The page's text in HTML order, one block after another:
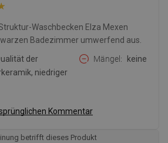
Waschbecken Elza Mexen
Badezimmer umwerfend aus.
der
niedriger
Mängel keine
Kommentar
betrifft dieses Produkt